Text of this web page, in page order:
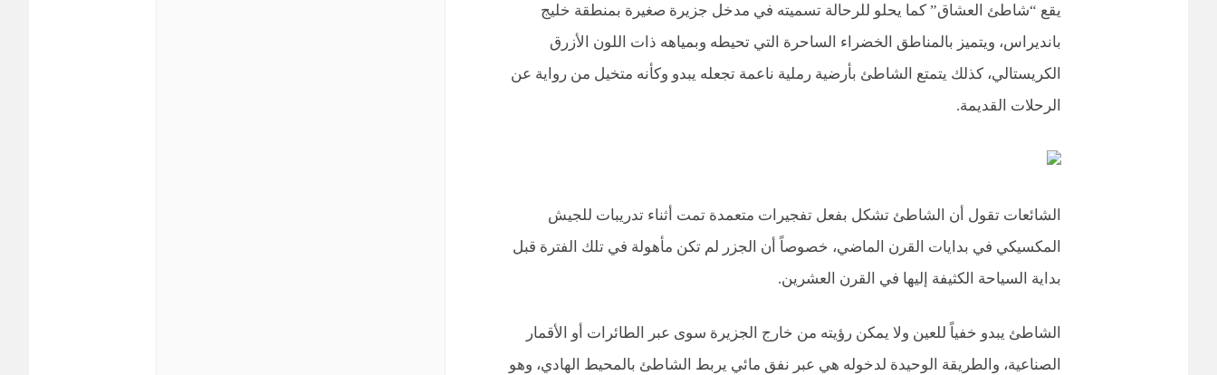
يقع “شاطئ العشاق” كما يحلو للرحالة تسميته في مدخل جزيرة صغيرة بمنطقة خليج
بانديراس، ويتميز بالمناطق الخضراء الساحرة التي تحيطه وبمياهه ذات اللون الأزرق
الكريستالي، كذلك يتمتع الشاطئ بأرضية رملية ناعمة تجعله يبدو وكأنه متخيل من رواية عن
الرحلات القديمة.
الشائعات تقول أن الشاطئ تشكل بفعل تفجيرات متعمدة تمت أثناء تدريبات للجيش
المكسيكي في بدايات القرن الماضي، خصوصاً أن الجزر لم تكن مأهولة في تلك الفترة قبل
بداية السياحة الكثيفة إليها في القرن العشرين.
الشاطئ يبدو خفياً للعين ولا يمكن رؤيته من خارج الجزيرة سوى عبر الطائرات أو الأقمار
الصناعية، والطريقة الوحيدة لدخوله هي عبر نفق مائي يربط الشاطئ بالمحيط الهادي، وهو